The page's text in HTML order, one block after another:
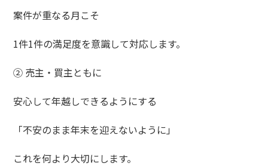
案件が重なる月こそ
1件1件の満足度を意識して対応します。
② 売主・買主ともに
安心して年越しできるようにする
「不安のまま年末を迎えないように」
これを何より大切にします。